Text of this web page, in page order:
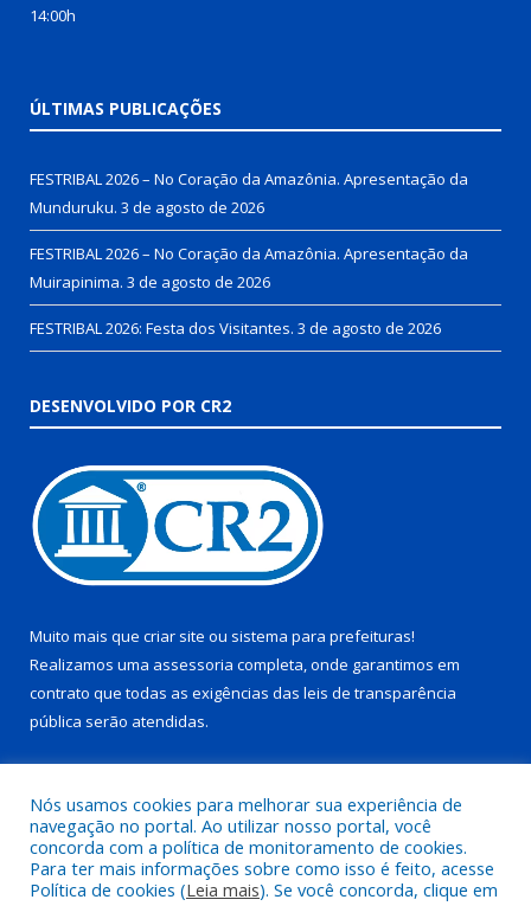
14:00h
ÚLTIMAS PUBLICAÇÕES
FESTRIBAL 2026 – No Coração da Amazônia. Apresentação da
Munduruku. 3 de agosto de 2026
FESTRIBAL 2026 – No Coração da Amazônia. Apresentação da
Muirapinima. 3 de agosto de 2026
FESTRIBAL 2026: Festa dos Visitantes. 3 de agosto de 2026
DESENVOLVIDO POR CR2
Muito mais que criar site ou sistema para prefeituras!
Realizamos uma assessoria completa, onde garantimos em
contrato que todas as exigências das leis de transparência
pública serão atendidas.
Todos os direitos reservados a Prefeitura Municipal de Juruti.
Nós usamos cookies para melhorar sua experiência de
navegação no portal. Ao utilizar nosso portal, você
concorda com a política de monitoramento de cookies.
Para ter mais informações sobre como isso é feito, acesse
Política de cookies (Leia mais). Se você concorda, clique em